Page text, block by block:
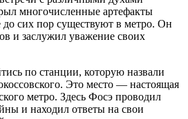
многочисленные артефакты
до сих пор существуют в метро. Он
и заслужил уважение своих
по станции, которую назвали
Это место — настоящая
метро. Здесь Фосэ проводил
и находил ответы на свои